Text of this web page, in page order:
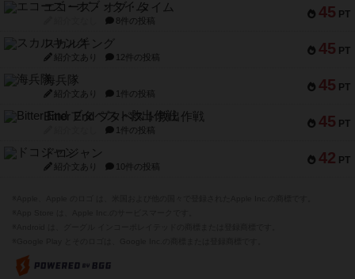
45 PT
エコーズ・オブ・タイム
8件の投稿
45 PT
スカルキング
紹介文あり 12件の投稿
45 PT
海兵隊
紹介文あり 1件の投稿
45 PT
Bitter End ブタペスト救出作戦
1件の投稿
42 PT
ドコジャン
紹介文あり 10件の投稿